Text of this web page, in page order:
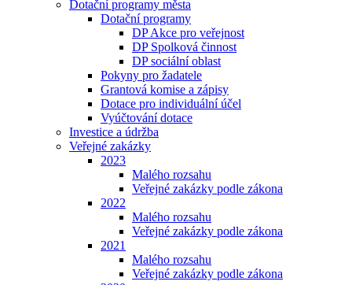
Dotační programy města
Dotační programy
DP Akce pro veřejnost
DP Spolková činnost
DP sociální oblast
Pokyny pro žadatele
Grantová komise a zápisy
Dotace pro individuální účel
Vyúčtování dotace
Investice a údržba
Veřejné zakázky
2023
Malého rozsahu
Veřejné zakázky podle zákona
2022
Malého rozsahu
Veřejné zakázky podle zákona
2021
Malého rozsahu
Veřejné zakázky podle zákona